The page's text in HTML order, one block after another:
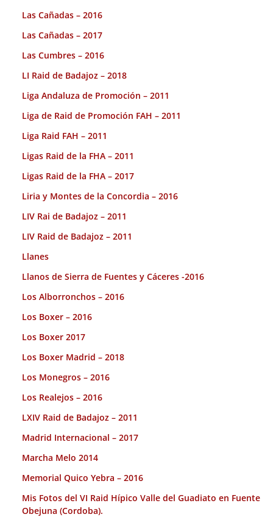
Las Cañadas – 2016
Las Cañadas – 2017
Las Cumbres – 2016
LI Raid de Badajoz – 2018
Liga Andaluza de Promoción – 2011
Liga de Raid de Promoción FAH – 2011
Liga Raid FAH – 2011
Ligas Raid de la FHA – 2011
Ligas Raid de la FHA – 2017
Liria y Montes de la Concordia – 2016
LIV Rai de Badajoz – 2011
LIV Raid de Badajoz – 2011
Llanes
Llanos de Sierra de Fuentes y Cáceres -2016
Los Alborronchos – 2016
Los Boxer – 2016
Los Boxer 2017
Los Boxer Madrid – 2018
Los Monegros – 2016
Los Realejos – 2016
LXIV Raid de Badajoz – 2011
Madrid Internacional – 2017
Marcha Melo 2014
Memorial Quico Yebra – 2016
Mis Fotos del VI Raid Hípico Valle del Guadiato en Fuente
Obejuna (Cordoba).